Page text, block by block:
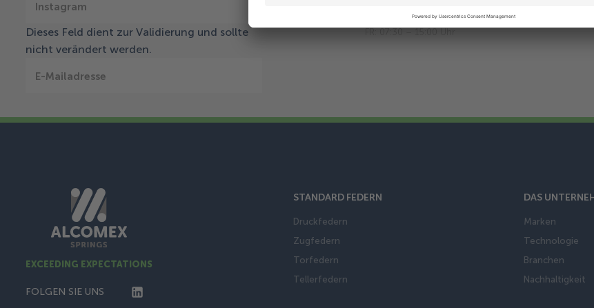
Instagram
Dieses Feld dient zur Validierung und sollte
nicht verändert werden.
E-Mailadresse
MO-DO: 07:30 – 16:00 Uhr
FR: 07:30 – 15:00 Uhr
EXCEEDING EXPECTATIONS
FOLGEN SIE UNS
STANDARD FEDERN
Druckfedern
Zugfedern
Torfedern
Tellerfedern
DAS
Marken
Technologie
Branchen
Nachhaltigkeit